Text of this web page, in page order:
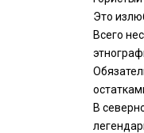
Это
Всего
В